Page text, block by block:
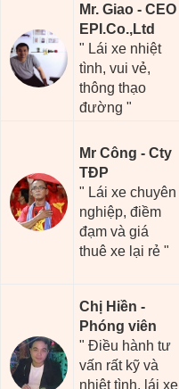
Mr. Giao - CEO
EPI.Co.,Ltd
" Lái xe nhiệt
tình, vui vẻ,
thông thạo
đường "
Mr Công - Cty
TĐP
" Lái xe chuyên
nghiệp, điềm
đạm và giá
thuê xe lại rẻ "
Chị Hiền -
Phóng viên
" Điều hành tư
vấn rất kỹ và
nhiệt tình, lái xe